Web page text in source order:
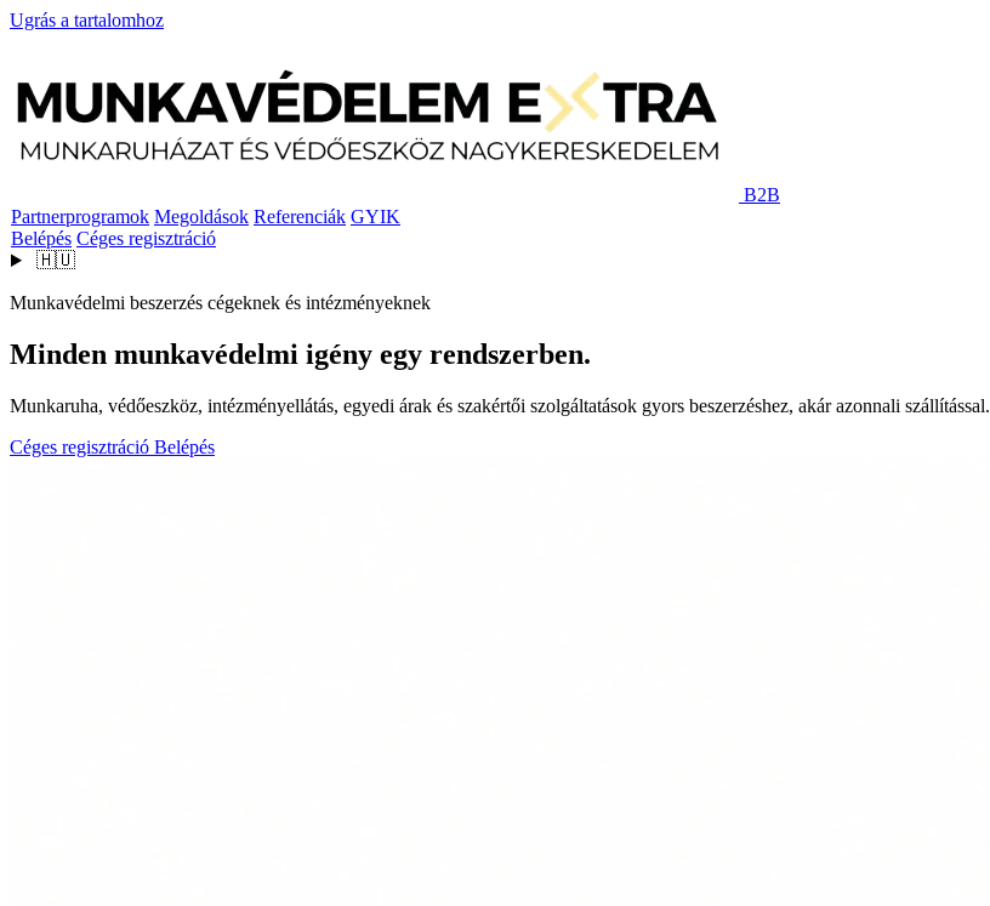
Ugrás a tartalomhoz
B2B
Partnerprogramok Megoldások Referenciák GYIK
Belépés Céges regisztráció
🇭🇺
Munkavédelmi beszerzés cégeknek és intézményeknek
Minden munkavédelmi igény egy rendszerben.
Munkaruha, védőeszköz, intézményellátás, egyedi árak és szakértői szolgáltatások gyors beszerzéshez, akár azonnali szállítással.
Céges regisztráció Belépés